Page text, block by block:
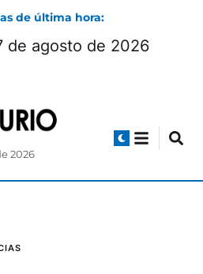
de última hora:
de agosto de 2026
2026